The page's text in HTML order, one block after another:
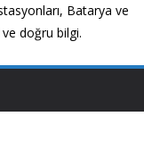
Batarya ve
doğru bilgi.